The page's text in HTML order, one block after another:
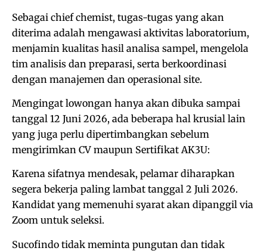
Sebagai chief chemist, tugas-tugas yang akan
diterima adalah mengawasi aktivitas laboratorium,
menjamin kualitas hasil analisa sampel, mengelola
tim analisis dan preparasi, serta berkoordinasi
dengan manajemen dan operasional site.
Mengingat lowongan hanya akan dibuka sampai
tanggal 12 Juni 2026, ada beberapa hal krusial lain
yang juga perlu dipertimbangkan sebelum
mengirimkan CV maupun Sertifikat AK3U:
Karena sifatnya mendesak, pelamar diharapkan
segera bekerja paling lambat tanggal 2 Juli 2026.
Kandidat yang memenuhi syarat akan dipanggil via
Zoom untuk seleksi.
Sucofindo tidak meminta pungutan dan tidak